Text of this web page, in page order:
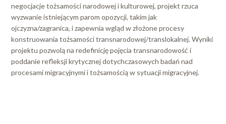
negocjacje tożsamości narodowej i kulturowej, projekt rzuca
wyzwanie istniejącym parom opozycji, takim jak
ojczyzna/zagranica, i zapewnia wgląd w złożone procesy
konstruowania tożsamości transnarodowej/translokalnej. Wyniki
projektu pozwolą na redefinicję pojęcia transnarodowość i
poddanie refleksji krytycznej dotychczasowych badań nad
procesami migracyjnymi i tożsamością w sytuacji migracyjnej.